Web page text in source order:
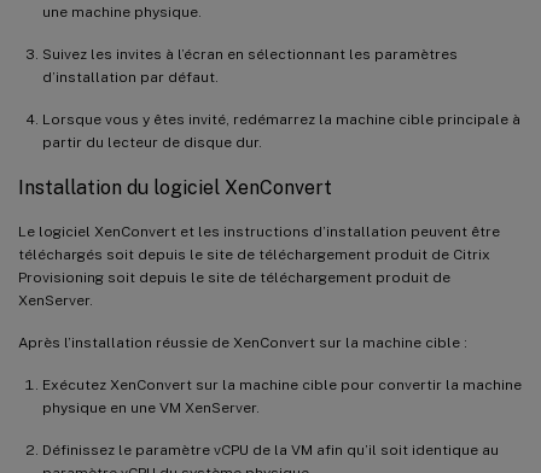
une machine physique.
Suivez les invites à l’écran en sélectionnant les paramètres
d’installation par défaut.
Lorsque vous y êtes invité, redémarrez la machine cible principale à
partir du lecteur de disque dur.
Installation du logiciel XenConvert
Le logiciel XenConvert et les instructions d’installation peuvent être
téléchargés soit depuis le site de téléchargement produit de Citrix
Provisioning soit depuis le site de téléchargement produit de
XenServer.
Après l’installation réussie de XenConvert sur la machine cible :
Exécutez XenConvert sur la machine cible pour convertir la machine
physique en une VM XenServer.
Définissez le paramètre vCPU de la VM afin qu’il soit identique au